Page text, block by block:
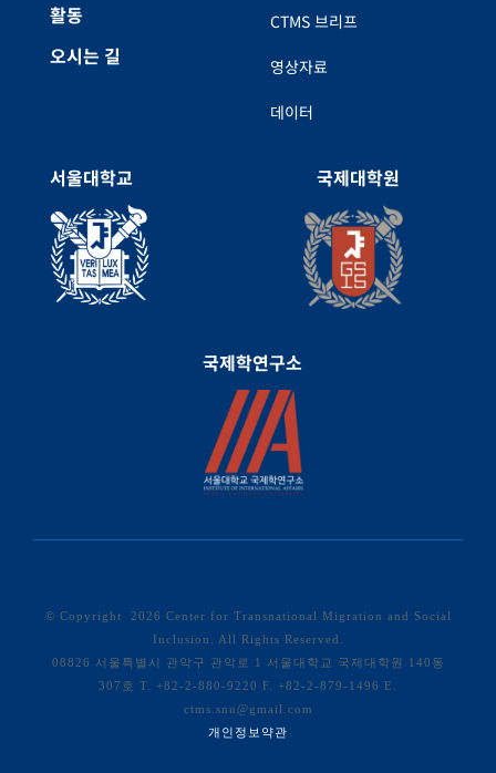
활동
오시는 길
CTMS 브리프
영상자료
데이터
서울대학교 국제대학원
국제학연구소
© Copyright 2026 Center for Transnational Migration and Social
Inclusion. All Rights Reserved.
08826 서울특별시 관악구 관악로 1 서울대학교 국제대학원 140동
307호 T. +82-2-880-9220 F. +82-2-879-1496 E.
ctms.snu@gmail.com
개인정보약관